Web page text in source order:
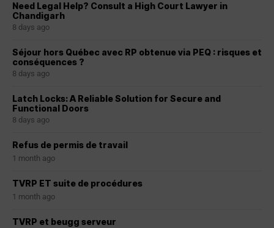
Need Legal Help? Consult a High Court Lawyer in
Chandigarh
8 days ago
Séjour hors Québec avec RP obtenue via PEQ : risques et
conséquences ?
8 days ago
Latch Locks: A Reliable Solution for Secure and
Functional Doors
8 days ago
Refus de permis de travail
1 month ago
TVRP ET suite de procédures
1 month ago
TVRP et beugg serveur